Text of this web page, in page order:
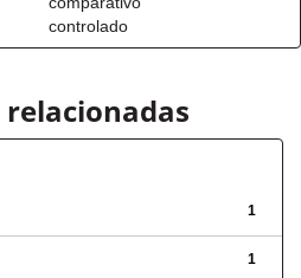
controlado
1
1